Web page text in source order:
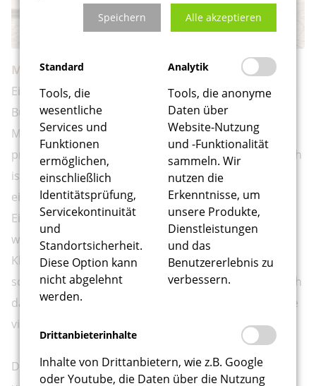
Miteinander – Füreinander
Ein Pool von freiwilligen Helfern wird über die Stiftung
Bürgerhospital koordiniert und eingesetzt. Oft sind
Menschen auf Unterstützung angewiesen, die
professionelle Dienste gar nicht anbieten. Wie hilfreich
ist es, wenn jemand da ist, der ältere oder
eingeschränkte Bürger mal zum Arzt oder zum
Einkaufen begleitet, einfach mal eine Glühbirne
wechselt oder einen gewaschenen Vorhang aufängt.
Kleine Dinge, die den Alltag erleichtern. Ein wenig Zeit
schenken, zuhören, wenn Menschen Nöte haben, auch
damit erreichen die Freiwilligen der Generationenhilfe
viel Gutes.
Die Vereinsamung allein lebender Menschen ist in
Speichern Alle akzeptieren
Standard
Tools, die
wesentliche
Services und
Funktionen
ermöglichen,
einschließlich
Identitätsprüfung,
Servicekontinuität
und
Standortsicherheit.
Diese Option kann
nicht abgelehnt
werden.
Analytik
Tools, die anonyme
Daten über
Website-Nutzung
und -Funktionalität
sammeln. Wir
nutzen die
Erkenntnisse, um
unsere Produkte,
Dienstleistungen
und das
Benutzererlebnis zu
verbessern.
Drittanbieterinhalte
Inhalte von Drittanbietern, wie z.B. Google
oder Youtube, die Daten über die Nutzung